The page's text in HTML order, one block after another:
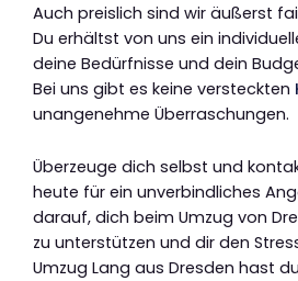
Auch preislich sind wir äußerst
Du erhältst von uns ein
deine Bedürfnisse und dein
Bei uns gibt es keine versteckten
unangenehme Überraschungen.
Überzeuge dich selbst und
heute für ein unverbindliches
darauf, dich beim Umzug von
zu unterstützen und dir den
Umzug Lang aus Dresden hast